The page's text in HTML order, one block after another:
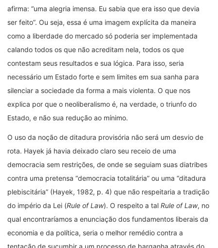
afirma: “uma alegria imensa. Eu sabia que era isso que devia
ser feito”. Ou seja, essa é uma imagem explícita da maneira
como a liberdade do mercado só poderia ser implementada
calando todos os que não acreditam nela, todos os que
contestam seus resultados e sua lógica. Para isso, seria
necessário um Estado forte e sem limites em sua sanha para
silenciar a sociedade da forma a mais violenta. O que nos
explica por que o neoliberalismo é, na verdade, o triunfo do
Estado, e não sua redução ao mínimo.
O uso da noção de ditadura provisória não será um desvio de
rota. Hayek já havia deixado claro seu receio de uma
democracia sem restrições, de onde se seguiam suas diatribes
contra uma pretensa “democracia totalitária” ou uma “ditadura
plebiscitária” (Hayek, 1982, p. 4) que não respeitaria a tradição
do império da Lei (Rule of Law). O respeito a tal Rule of Law, no
qual encontraríamos a enunciação dos fundamentos liberais da
economia e da política, seria o melhor remédio contra a